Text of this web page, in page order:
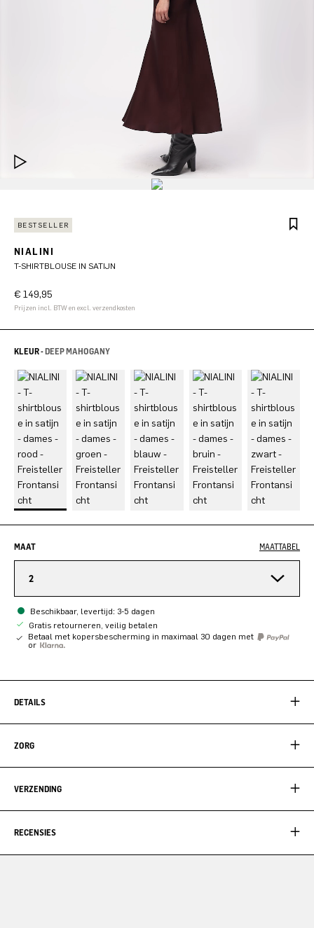
BESTSELLER
NIALINI
T-SHIRTBLOUSE IN SATIJN
€ 149,95
Prijzen incl. BTW en excl. verzendkosten
KLEUR -DEEP MAHOGANY
MAAT MAATTABEL
2
Beschikbaar, levertijd: 3-5 dagen
Gratis retourneren, veilig betalen
Betaal met kopersbescherming in maximaal 30 dagen met
or
DETAILS
ZORG
VERZENDING
RECENSIES